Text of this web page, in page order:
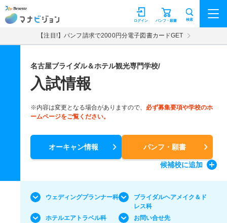
マナビジョン パンフ・願書
ログイン 検索
【注目!】パンフ請求で2000円分電子図書カードGET
名古屋ブライダル＆ホテル観光専門学校/
入試情報
※内容は変更となる場合がありますので、 必ず募集要項や学校のホ
ームページをご覧ください。
オーキャン情報 パンフ・願書
候補校に追加
ウェディングプランナー科
ブライダルヘアメイク＆ド
レス科
ホテルエアトラベル科
お問い合せ先